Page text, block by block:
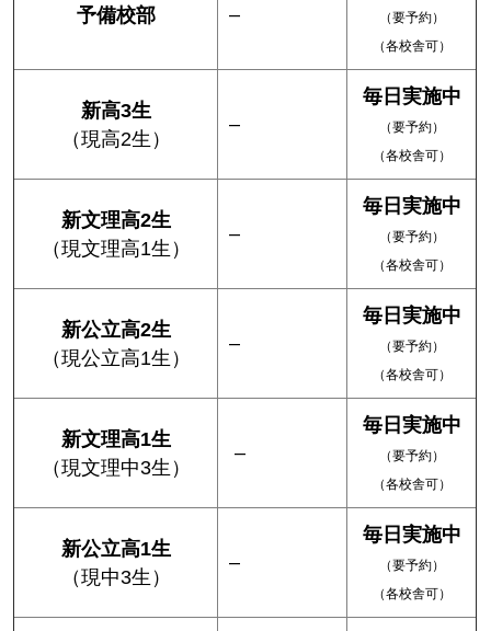
予備校部 –
（要予約）
（各校舎可）
新高3生
（現高2生）
–
毎日実施中
（要予約）
（各校舎可）
新文理高2生
（現文理高1生）
–
毎日実施中
（要予約）
（各校舎可）
新公立高2生
（現公立高1生）
–
毎日実施中
（要予約）
（各校舎可）
新文理高1生
（現文理中3生）
–
毎日実施中
（要予約）
（各校舎可）
新公立高1生
（現中3生）
–
毎日実施中
（要予約）
（各校舎可）